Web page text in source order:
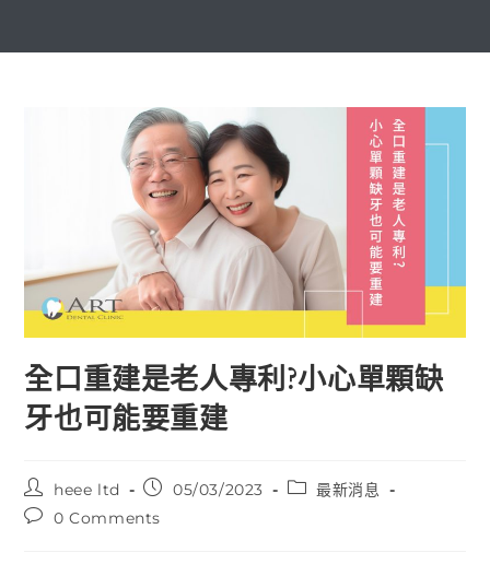
全口重建是老人專利?小心單顆缺
牙也可能要重建
heee ltd 05/03/2023
最新消息
0 Comments